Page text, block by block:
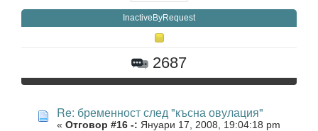
InactiveByRequest
2687
Re: бременност след "късна овулация"
« Отговор #16 -: Януари 17, 2008, 19:04:18 pm